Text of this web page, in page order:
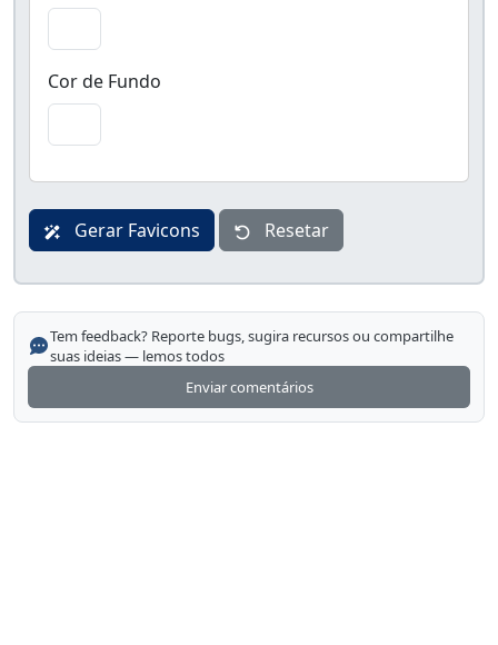
Cor de Fundo
Gerar Favicons Resetar
Tem feedback? Reporte bugs, sugira recursos ou compartilhe
suas ideias — lemos todos
Enviar comentários